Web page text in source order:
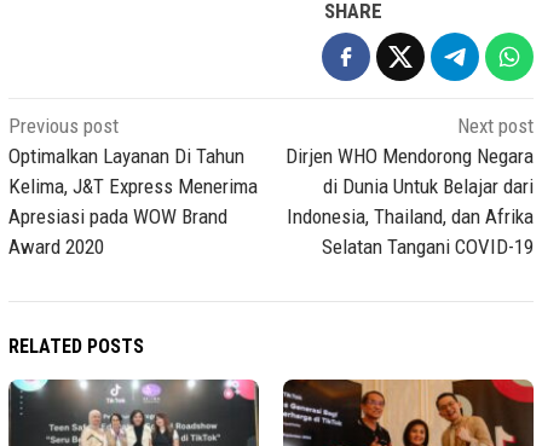
SHARE
Post
navigation
Previous post
Optimalkan Layanan Di Tahun
Kelima, J&T Express Menerima
Apresiasi pada WOW Brand
Award 2020
Next post
Dirjen WHO Mendorong Negara
di Dunia Untuk Belajar dari
Indonesia, Thailand, dan Afrika
Selatan Tangani COVID-19
RELATED POSTS